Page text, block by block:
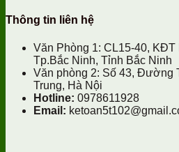
Thông tin liên hệ
Văn Phòng 1: CL15-40, KĐT
Tp.Bắc Ninh, Tỉnh Bắc Ninh
Văn phòng 2: Số 43, Đường
Trung, Hà Nội
Hotline: 0978611928
Email: